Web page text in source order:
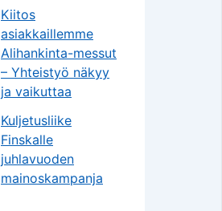
Kiitos
asiakkaillemme
Alihankinta-messut
– Yhteistyö näkyy
ja vaikuttaa
Kuljetusliike
Finskalle
juhlavuoden
mainoskampanja